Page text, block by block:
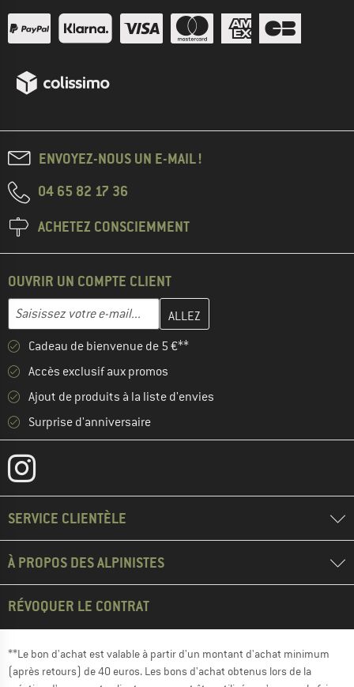
ENVOYEZ-NOUS UN E-MAIL !
04 65 82 17 36
ACHETEZ CONSCIEMMENT
OUVRIR UN COMPTE CLIENT
Adresse e-mail
Entrez votre adresse e-mail ici et créez votre compte client à la
Cadeau de bienvenue de 5 €**
Accès exclusif aux promos
Ajout de produits à la liste d'envies
Surprise d'anniversaire
SERVICE CLIENTÈLE
À PROPOS DES ALPINISTES
RÉVOQUER LE CONTRAT
**Le bon d'achat est valable à partir d'un montant d'achat minimum
(après retours) de 40 euros. Les bons d'achat obtenus lors de la